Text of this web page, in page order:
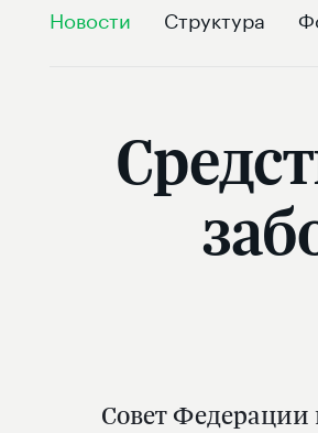
Новости Структура
Совет Федерации